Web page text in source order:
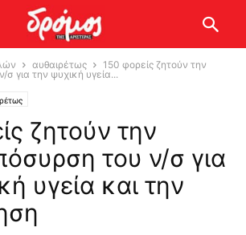
αυθαιρέτως
150 φορείς ζητούν την
για την ψυχική υγεία...
ζητούν την
του ν/σ για
υγεία και την